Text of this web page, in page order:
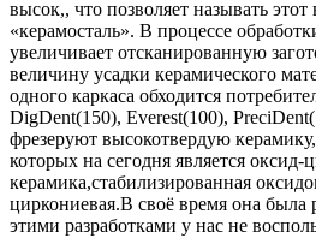
высок,, что позволяет называть
«керамосталь». В процессе
увеличивает отсканированную
величину усадки керамического
одного каркаса обходится
DigDent(150), Everest(100),
фрезеруют высокотвердую
которых на сегодня является оксид-
керамика,стабилизированная
циркониевая.В своё время она была
этими разработками у нас не